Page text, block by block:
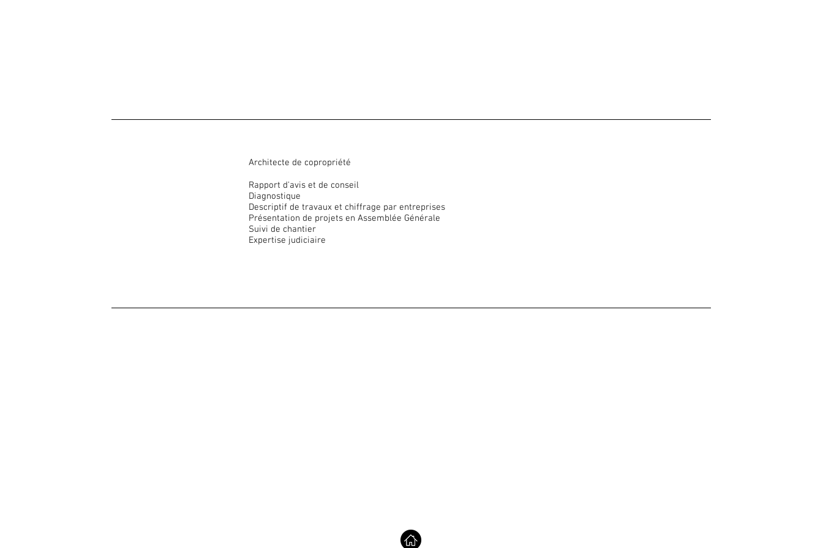
Architecte de copropriété
Rapport d'avis et de conseil
Diagnostique
Descriptif de travaux et chiffrage par entreprises
Présentation de projets en Assemblée Générale
Suivi de chantier
Expertise judiciaire